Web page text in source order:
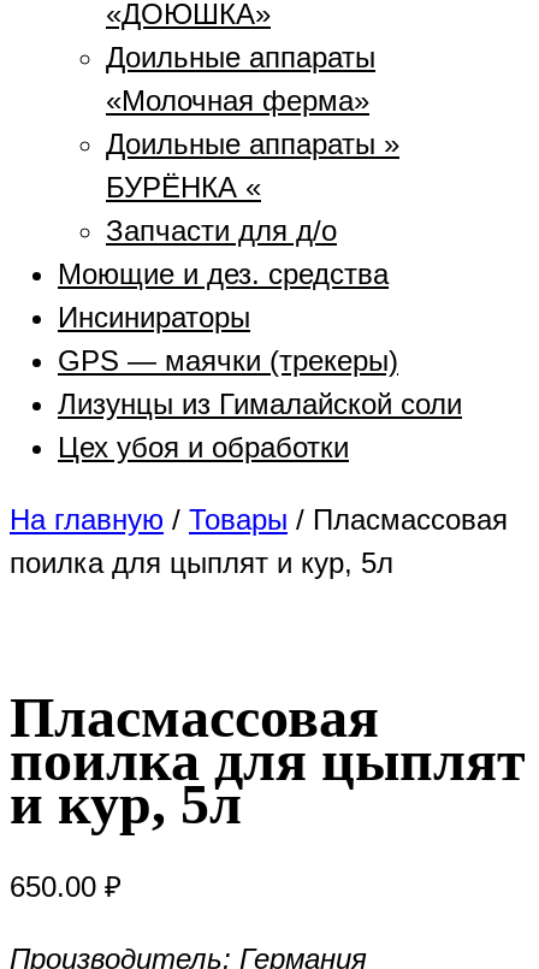
«ДОЮШКА»
Доильные аппараты
«Молочная ферма»
Доильные аппараты »
БУРЁНКА «
Запчасти для д/о
Моющие и дез. средства
Инсинираторы
GPS — маячки (трекеры)
Лизунцы из Гималайской соли
Цех убоя и обработки
На главную / Товары / Пласмассовая
поилка для цыплят и кур, 5л
Пласмассовая
поилка для цыплят
и кур, 5л
650.00 ₽
Производитель: Германия